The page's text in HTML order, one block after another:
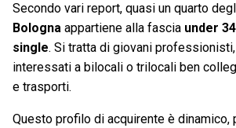
Secondo vari report, quasi un quarto
Bologna appartiene alla fascia under 34
single. Si tratta di giovani
interessati a bilocali o trilocali ben
e trasporti.
Questo profilo di acquirente è dinamico,